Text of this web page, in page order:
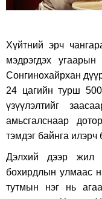
Хүйтний эрч
мэдрэгдэх
Сонгинохайрхан
24 цагийн турш
үзүүлэлтийг
амьсгалснаар
тэмдэг байнга илэрч
Дэлхий дээр жил
бохирдлын улмаас
тутмын нэг нь